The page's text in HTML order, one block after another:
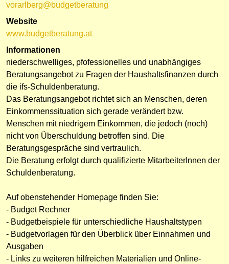
vorarlberg@budgetberatung
Website
www.budgetberatung.at
Informationen
niederschwelliges, pfofessionelles und unabhängiges
Beratungsangebot zu Fragen der Haushaltsfinanzen durch
die ifs-Schuldenberatung.
Das Beratungsangebot richtet sich an Menschen, deren
Einkommenssituation sich gerade verändert bzw.
Menschen mit niedrigem Einkommen, die jedoch (noch)
nicht von Überschuldung betroffen sind. Die
Beratungsgespräche sind vertraulich.
Die Beratung erfolgt durch qualifizierte MitarbeiterInnen der
Schuldenberatung.
Auf obenstehender Homepage finden Sie:
- Budget Rechner
- Budgetbeispiele für unterschiedliche Haushaltstypen
- Budgetvorlagen für den Überblick über Einnahmen und
Ausgaben
- Links zu weiteren hilfreichen Materialien und Online-